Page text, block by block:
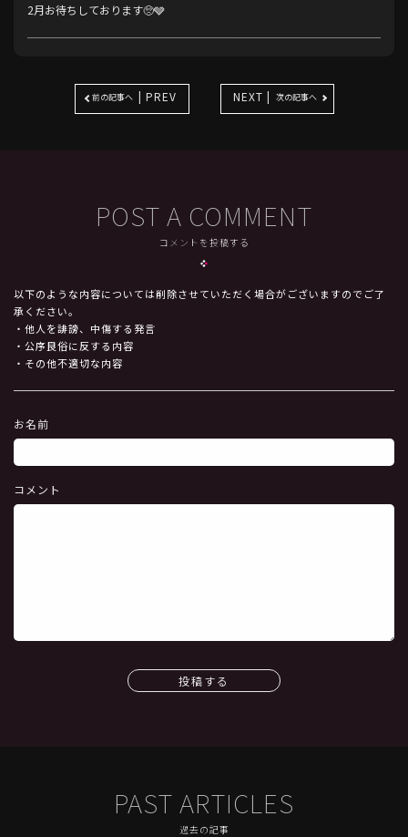
2月お待ちしております🥺🩶
前の記事へ | PREV NEXT | 次の記事へ
POST A COMMENT
コメントを投稿する
以下のような内容については削除させていただく場合がございますのでご了
承ください。
・他人を誹謗、中傷する発言
・公序良俗に反する内容
・その他不適切な内容
お名前
コメント
投稿する
PAST ARTICLES
過去の記事